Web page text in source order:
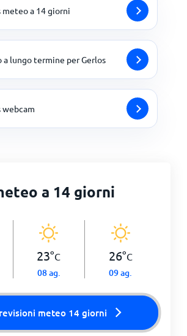
meteo a 14 giorni
a lungo termine per Gerlos
webcam
a 14 giorni
23°C
08 ag.
26°C
09 ag.
meteo 14 giorni